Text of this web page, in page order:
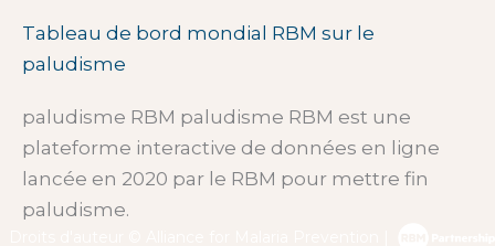
Tableau de bord mondial RBM sur le
paludisme
paludisme RBM paludisme RBM est une
plateforme interactive de données en ligne
lancée en 2020 par le RBM pour mettre fin
paludisme.